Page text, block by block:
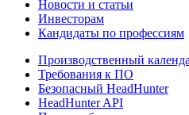
Новости и статьи
Инвесторам
Кандидаты по профессиям
Производственный
Требования к ПО
Безопасный HeadHunter
HeadHunter API